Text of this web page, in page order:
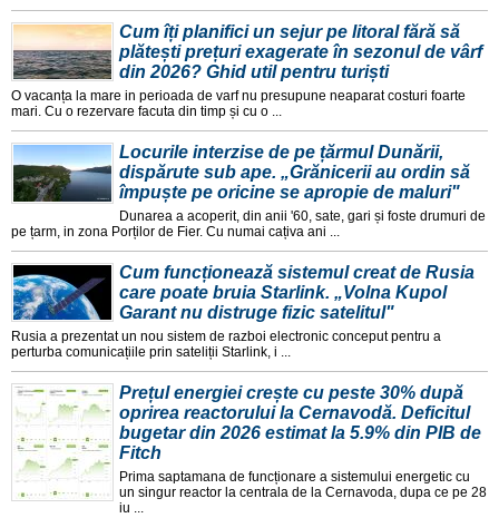
Cum îți planifici un sejur pe litoral fără să
plătești prețuri exagerate în sezonul de vârf
din 2026? Ghid util pentru turiști
O vacanța la mare in perioada de varf nu presupune neaparat costuri foarte
mari. Cu o rezervare facuta din timp și cu o ...
Locurile interzise de pe țărmul Dunării,
dispărute sub ape. „Grănicerii au ordin să
împuște pe oricine se apropie de maluri"
Dunarea a acoperit, din anii '60, sate, gari și foste drumuri de
pe țarm, in zona Porților de Fier. Cu numai cațiva ani ...
Cum funcționează sistemul creat de Rusia
care poate bruia Starlink. „Volna Kupol
Garant nu distruge fizic satelitul"
Rusia a prezentat un nou sistem de razboi electronic conceput pentru a
perturba comunicațiile prin sateliții Starlink, i ...
Prețul energiei crește cu peste 30% după
oprirea reactorului la Cernavodă. Deficitul
bugetar din 2026 estimat la 5.9% din PIB de
Fitch
Prima saptamana de funcționare a sistemului energetic cu
un singur reactor la centrala de la Cernavoda, dupa ce pe 28
iu ...